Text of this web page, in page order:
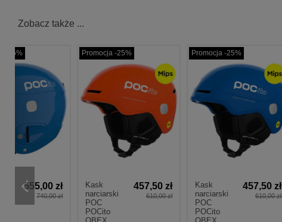
Zobacz także ...
Kask
narciarski
457,50 zł
610,00 zł
Kask
narciarski
457,50 zł
610,00 zł
Kask
narciarski